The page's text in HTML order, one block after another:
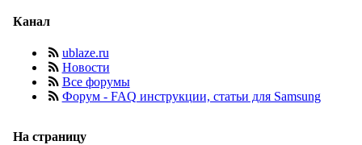
Канал
ublaze.ru
Новости
Все форумы
Форум - FAQ инструкции, статьи для Samsung
На страницу